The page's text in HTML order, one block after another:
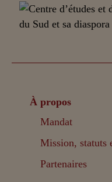
À propos
Mandat
Mission, statuts
Partenaires